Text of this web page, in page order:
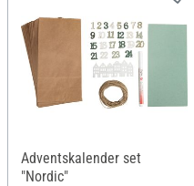
Adventskalender set
"Nordic"